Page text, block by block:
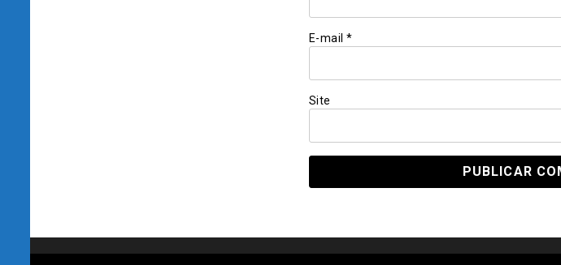
E-mail *
Site